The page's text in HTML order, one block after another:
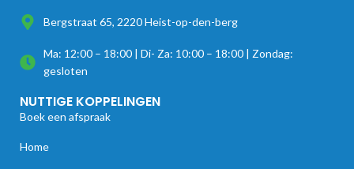
Bergstraat 65, 2220 Heist-op-den-berg
Ma: 12:00 – 18:00 | Di- Za: 10:00 – 18:00 | Zondag:
gesloten
NUTTIGE KOPPELINGEN
Boek een afspraak
Home